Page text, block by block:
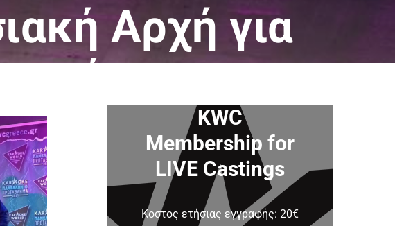
Αρχή για
Μαΐου!
KWC
Membership for
LIVE Castings
Κοστος ετήσιας εγγραφής: 20€